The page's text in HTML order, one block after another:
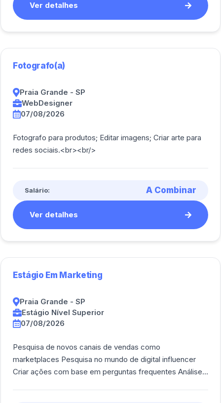
Ver detalhes
Fotografo(a)
Praia Grande - SP
WebDesigner
07/08/2026
Fotografo para produtos; Editar imagens; Criar arte para
redes sociais.<br><br/>
Salário: A Combinar
Ver detalhes
Estágio Em Marketing
Praia Grande - SP
Estágio Nível Superior
07/08/2026
Pesquisa de novos canais de vendas como
marketplaces Pesquisa no mundo de digital influencer
Criar ações com base em perguntas frequentes Análise